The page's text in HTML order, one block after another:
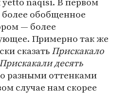
более обобщенное
— более
Примерно так же
сказатьПрискакало
Прискакали десять
разными оттенками
случае нам скорее